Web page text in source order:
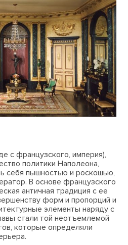
с французского, империя),
политики Наполеона,
себя пышностью и роскошью,
В основе французского
античная традиция с ее
форм и пропорций и
элементы наряду с
стали той неотъемлемой
которые определяли